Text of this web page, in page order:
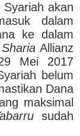
akan
dalam
ke dalam
Sharia Allianz
Mei 2017
belum
Dana
maksimal
sudah